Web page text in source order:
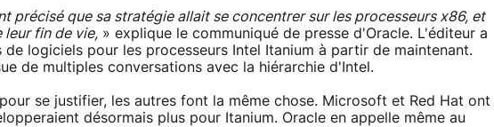
précisé que sa stratégie allait se concentrer sur les processeurs x86, et
leur fin de vie, » explique le communiqué de presse d'Oracle. L'éditeur a
logiciels pour les processeurs Intel Itanium à partir de maintenant.
de multiples conversations avec la hiérarchie d'Intel.
se justifier, les autres font la même chose. Microsoft et Red Hat ont
désormais plus pour Itanium. Oracle en appelle même au